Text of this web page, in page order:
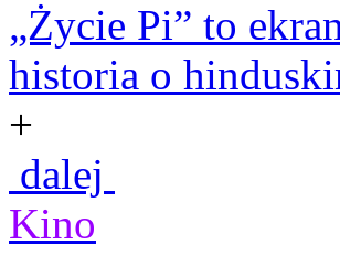
„Życie Pi” to
historia o
+
dalej
Kino